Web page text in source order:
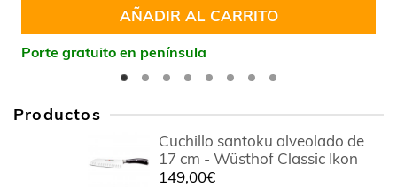
AÑADIR AL CARRITO
Porte gratuito en península
Productos
Cuchillo santoku alveolado de
17 cm - Wüsthof Classic Ikon
149,00€